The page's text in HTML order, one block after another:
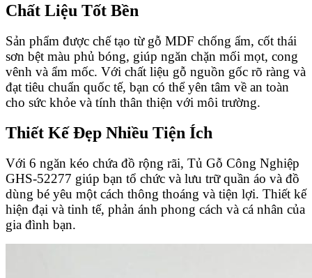
Chất Liệu Tốt Bền
Sản phẩm được chế tạo từ gỗ MDF chống ẩm, cốt thái
sơn bệt màu phủ bóng, giúp ngăn chặn mối mọt, cong
vênh và ẩm mốc. Với chất liệu gỗ nguồn gốc rõ ràng và
đạt tiêu chuẩn quốc tế, bạn có thể yên tâm về an toàn
cho sức khỏe và tính thân thiện với môi trường.
Thiết Kế Đẹp Nhiều Tiện Ích
Với 6 ngăn kéo chứa đồ rộng rãi, Tủ Gỗ Công Nghiệp
GHS-52277 giúp bạn tổ chức và lưu trữ quần áo và đồ
dùng bé yêu một cách thông thoáng và tiện lợi. Thiết kế
hiện đại và tinh tế, phản ánh phong cách và cá nhân của
gia đình bạn.